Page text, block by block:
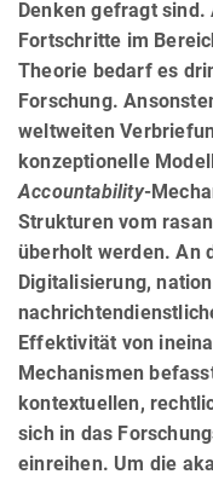
Denken gefragt
Fortschritte im
Theorie bedarf es
Forschung.
weltweiten
konzeptionelle
Accountability-
Strukturen vom
überholt werden. An
Digitalisierung,
Effektivität von
Mechanismen
kontextuellen,
sich in das
einreihen. Um die